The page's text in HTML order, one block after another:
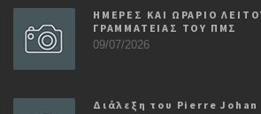
ΗΜΕΡΕΣ ΚΑΙ ΩΡΑΡΙΟ
ΓΡΑΜΜΑΤΕΙΑΣ ΤΟΥ ΠΜΣ
09/07/2026
Διάλεξη του Pierre